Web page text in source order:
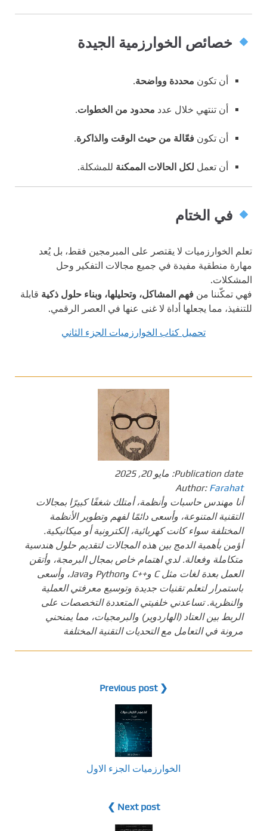
خصائص الخوارزمية الجيدة
أن تكون محددة وواضحة.
أن تنتهي خلال عدد محدود من الخطوات.
أن تكون فعّالة من حيث الوقت والذاكرة.
أن تعمل لكل الحالات الممكنة للمشكلة.
في الختام
تعلم الخوارزميات لا يقتصر على المبرمجين فقط، بل يُعد
مهارة منطقية مفيدة في جميع مجالات التفكير وحل
المشكلات.
فهي تمكّننا من فهم المشاكل، وتحليلها، وبناء حلول ذكية قابلة
للتنفيذ، مما يجعلها أداة لا غنى عنها في العصر الرقمي.
تحميل كتاب الخوارزميات الجزء الثاني
Publication date: مايو 20, 2025
Author: Farahat
أنا مهندس حاسبات وأنظمة، أمتلك شغفًا كبيرًا بمجالات
التقنية المتنوعة، وأسعى دائمًا لفهم وتطوير الأنظمة
المختلفة سواء كانت كهربائية، إلكترونية أو ميكانيكية.
أؤمن بأهمية الدمج بين هذه المجالات لتقديم حلول هندسية
متكاملة وفعالة. لدي اهتمام خاص بمجال البرمجة، وأتقن
العمل بعدة لغات مثل C و++C وPython وJava، وأسعى
باستمرار لتعلم تقنيات جديدة وتوسيع معرفتي العملية
والنظرية. تساعدني خلفيتي المتعددة التخصصات على
الربط بين العتاد (الهاردوير) والبرمجيات، مما يمنحني
مرونة في التعامل مع التحديات التقنية المختلفة
❮ Previous post
الخوارزميات الجزء الاول
Next post ❯